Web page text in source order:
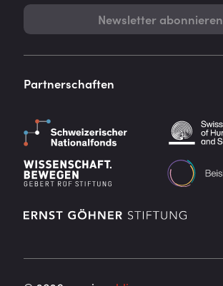
Newsletter abonnieren
Partnerschaften